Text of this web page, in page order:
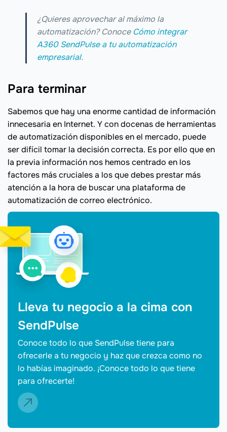
¿Quieres aprovechar al máximo la
automatización? Conoce Cómo integrar
A360 SendPulse a tu automatización
empresarial.
Para terminar
Sabemos que hay una enorme cantidad de información
innecesaria en Internet. Y con docenas de herramientas
de automatización disponibles en el mercado, puede
ser difícil tomar la decisión correcta. Es por ello que en
la previa información nos hemos centrado en los
factores más cruciales a los que debes prestar más
atención a la hora de buscar una plataforma de
automatización de correo electrónico.
Lleva tu negocio a la cima con
SendPulse
Conoce todo lo que SendPulse tiene para
ofrecerle a tu negocio y haz que crezca como no
lo habías imaginado. ¡Conoce todo lo que tiene
para ofrecerte!